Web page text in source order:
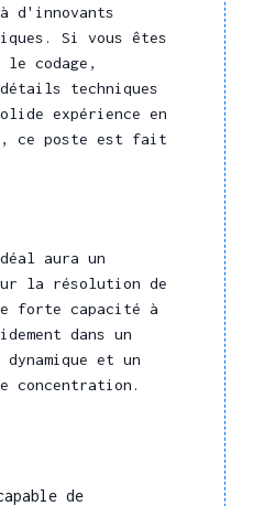
d'innovants
Si vous êtes
le codage,
techniques
expérience en
ce poste est fait
aura un
la résolution de
forte capacité à
dans un
dynamique et un
concentration.
de